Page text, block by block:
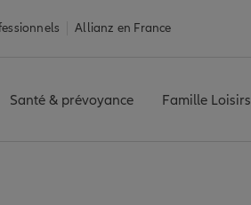
Allianz en France
Santé & prévoyance Famille Loisirs